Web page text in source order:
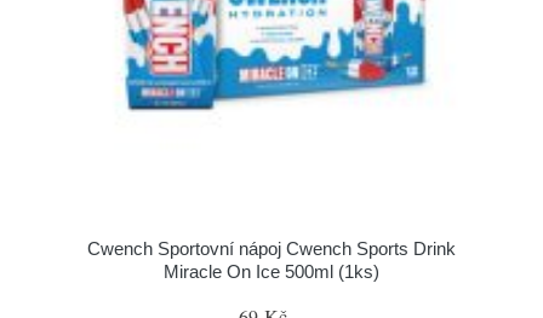
Cwench Sportovní nápoj Cwench Sports Drink
Miracle On Ice 500ml (1ks)